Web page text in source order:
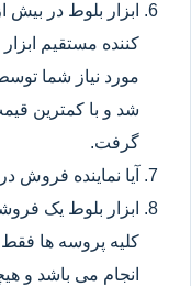
کننده مستقیم
مورد نیاز شما
شد و با کمترین
گرفت.
آیا نماینده فروش
ابزار بلوط یک
کلیه پروسه ها
انجام می باشد و